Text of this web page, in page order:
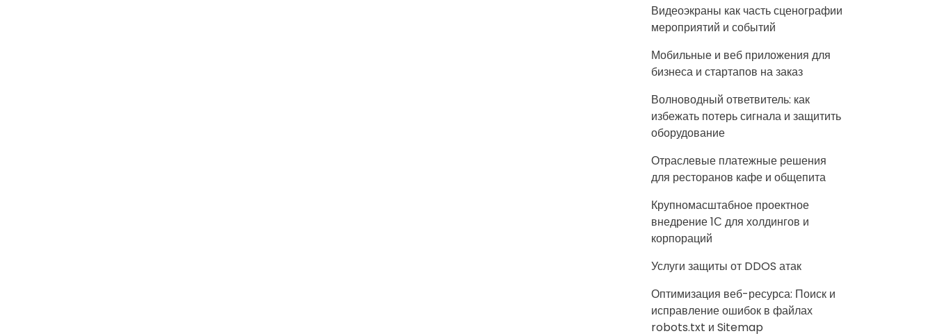
Видеоэкраны как часть сценографии
мероприятий и событий
Мобильные и веб приложения для
бизнеса и стартапов на заказ
Волноводный ответвитель: как
избежать потерь сигнала и защитить
оборудование
Отраслевые платежные решения
для ресторанов кафе и общепита
Крупномасштабное проектное
внедрение 1С для холдингов и
корпораций
Услуги защиты от DDOS атак
Оптимизация веб-ресурса: Поиск и
исправление ошибок в файлах
robots.txt и Sitemap